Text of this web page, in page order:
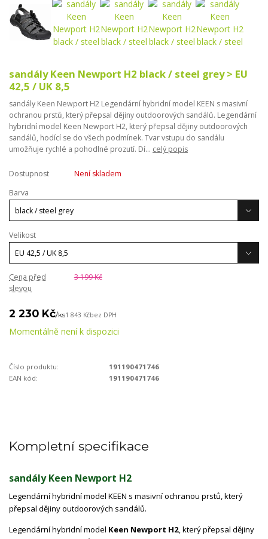
sandály Keen Newport H2 black / steel grey > EU
42,5 / UK 8,5
sandály Keen Newport H2 Legendární hybridní model KEEN s masivní
ochranou prstů, který přepsal dějiny outdoorových sandálů. Legendární
hybridní model Keen Newport H2, který přepsal dějiny outdoorových
sandálů, hodící se do všech podmínek. Tvar vstupu do sandálu
umožňuje rychlé a pohodlné prozutí. Dí... celý popis
Dostupnost
Není skladem
Barva
Velikost
Cena před
slevou
3 199 Kč
2 230 Kč/ks1 843 Kčbez DPH
Momentálně není k dispozici
Číslo produktu:
191190471746
EAN kód:
191190471746
Kompletní specifikace
sandály Keen Newport H2
Legendární hybridní model KEEN s masivní ochranou prstů, který
přepsal dějiny outdoorových sandálů.
Legendární hybridní model Keen Newport H2 , který přepsal dějiny